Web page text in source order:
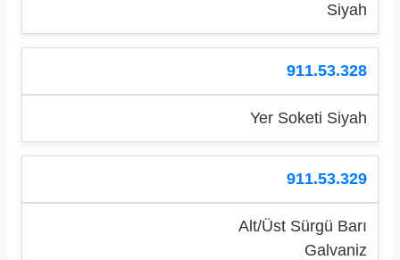
Siyah
911.53.328
Yer Soketi Siyah
911.53.329
Alt/Üst Sürgü Barı
Galvaniz